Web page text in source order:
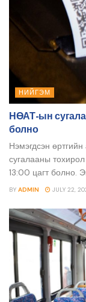
НИЙГЭМ
НӨАТ-ын
болно
Нэмэгдсэн
сугалааны
13:00 цагт болно.
BY ADMIN JULY 22,